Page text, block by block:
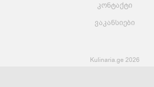
კონტაქტი
ვაკანსიები
Kulinaria.ge 2026